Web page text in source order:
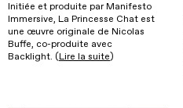
Initiée et produite par Manifesto
Immersive, La Princesse Chat est
une œuvre originale de Nicolas
Buffe, co-produite avec
Backlight. (Lire la suite)